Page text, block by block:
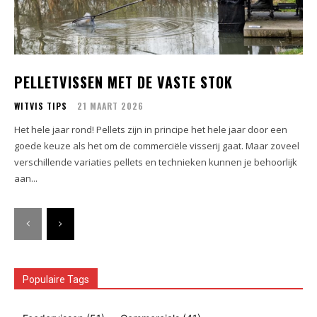
PELLETVISSEN MET DE VASTE STOK
WITVIS TIPS 21 MAART 2026
Het hele jaar rond! Pellets zijn in principe het hele jaar door een
goede keuze als het om de commerciële visserij gaat. Maar zoveel
verschillende variaties pellets en technieken kunnen je behoorlijk
aan...
Populaire Tags